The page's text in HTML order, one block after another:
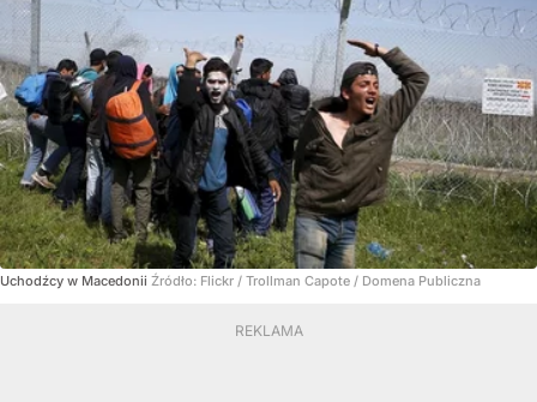
Uchodźcy w Macedonii Źródło: Flickr / Trollman Capote / Domena Publiczna